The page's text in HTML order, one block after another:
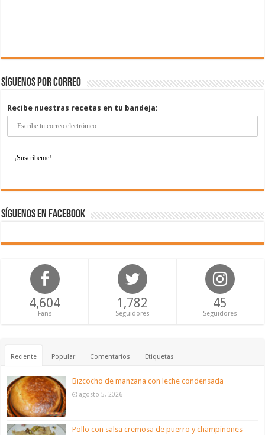
Síguenos por correo
Recibe nuestras recetas en tu bandeja:
Síguenos en Facebook
4,604
Fans
1,782
Seguidores
45
Seguidores
Reciente Popular Comentarios Etiquetas
Bizcocho de manzana con leche condensada
agosto 5, 2026
Pollo con salsa cremosa de puerro y champiñones